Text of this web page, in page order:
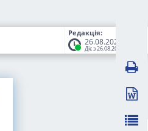
Редакція:
26.08.2025
Діє з 26.08.2025